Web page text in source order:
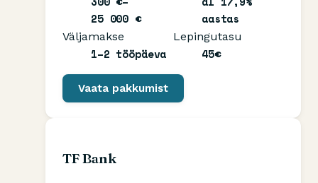
25 000 €
aastas
Väljamakse
1–2 tööpäeva
Lepingutasu
45€
Vaata pakkumist
TF Bank